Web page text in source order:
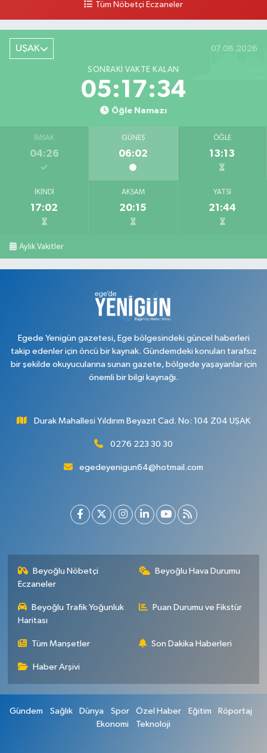
Camikebir Mahallesi, Hürriyet Caddesi No:51 A Ulubey Uşak
0 (276) 716 14 02
Barış Eczanesi
Konak Mahallesi, İnönü Caddesi, No:2 Karahallı Uşak
Yol Tarifi Al
Atatürk Mahallesi, 2. Saçma Sokak No:5 Merkez Uşak
Ege Hayat Eczanesi
Mehmet Akif Ersoy Mahallesi, Şehit İsmail Çetin Sokak No:45 Merkez
Tüm Nöbetçi Eczaneler
UŞAK 07.08.2026
SONRAKI VAKTE KALAN
05:17:33
Öğle Namazı
İMSAK
04:26
GÜNEŞ
06:02
ÖĞLE
13:13
İKINDI
17:02
AKŞAM
20:15
YATSI
21:44
Aylık Vakitler
Egede Yenigün gazetesi, Ege bölgesindeki güncel haberleri
takip edenler için öncü bir kaynak. Gündemdeki konuları tarafsız
bir şekilde okuyucularına sunan gazete, bölgede yaşayanlar için
önemli bir bilgi kaynağı.
Durak Mahallesi Yıldırım Beyazıt Cad. No: 104 Z04 UŞAK
0276 223 30 30
egedeyenigun64@hotmail.com
Beyoğlu Nöbetçi
Eczaneler
Beyoğlu Hava Durumu
Beyoğlu Trafik Yoğunluk
Haritası
Puan Durumu ve Fikstür
Tüm Manşetler Son Dakika Haberleri
Haber Arşivi
Gündem Sağlık Dünya Spor Özel Haber Eğitim
Röportaj
Ekonomi
Teknoloji